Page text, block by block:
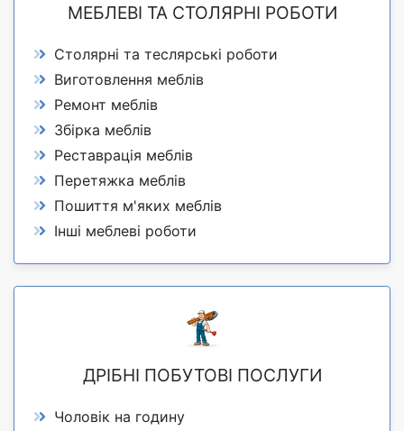
МЕБЛЕВІ ТА СТОЛЯРНІ РОБОТИ
Столярні та теслярські роботи
Виготовлення меблів
Ремонт меблів
Збірка меблів
Реставрація меблів
Перетяжка меблів
Пошиття м'яких меблів
Інші меблеві роботи
ДРІБНІ ПОБУТОВІ ПОСЛУГИ
Чоловік на годину